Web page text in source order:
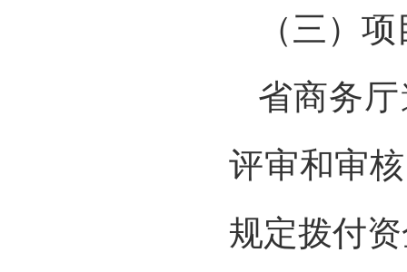
（三）
省商务
评审和审
规定拨付